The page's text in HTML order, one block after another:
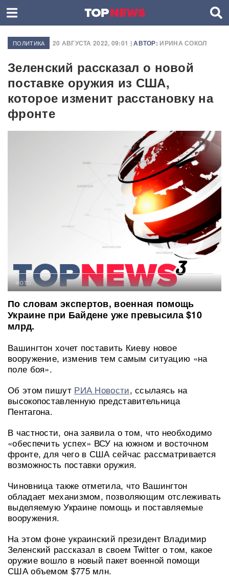
ПОЛИТИКА 20 АВГУСТА 2022, 09:01 |АВТОР: ИРИНА СОКОЛ
Зеленский рассказал о новой
поставке оружия из США,
которое изменит расстановку на
фронте
ФОТО:
По словам экспертов, военная помощь
Украине при Байдене уже превысила $10
млрд.
Вашингтон хочет поставить Киеву новое
вооружение, изменив тем самым ситуацию «на
поле боя».
Об этом пишут РИА Новости, ссылаясь на
высокопоставленную представительница
Пентагона.
В частности, она заявила о том, что необходимо
«обеспечить успех» ВСУ на южном и восточном
фронте, для чего в США сейчас рассматривается
возможность поставки оружия.
Чиновница также отметила, что Вашингтон
обладает механизмом, позволяющим отслеживать
выделяемую Украине помощь и поставляемые
вооружения.
На этом фоне украинский президент Владимир
Зеленский рассказал в своем Twitter о том, какое
оружие вошло в новый пакет военной помощи
США объемом $775 млн.